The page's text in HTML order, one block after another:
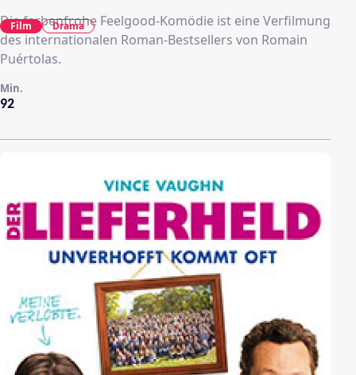
Die farbenfrohe Feelgood-Komödie ist eine Verfilmung
des internationalen Roman-Bestsellers von Romain
Puértolas.
92
Min.
Film Drama